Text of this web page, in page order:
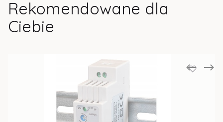
Rekomendowane dla
Ciebie